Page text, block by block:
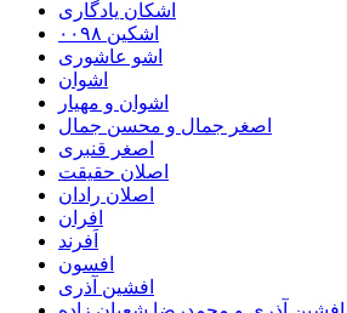
اشکان یادگاری
اشکین ۰۰۹۸
اشو عاشوری
اشوان
اشوان و مهیار
اصغر جمال و محسن جمال
اصغر قنبری
اصلان حقیقت
اصلان رادان
افران
اَفرند
افسون
افشین آذری